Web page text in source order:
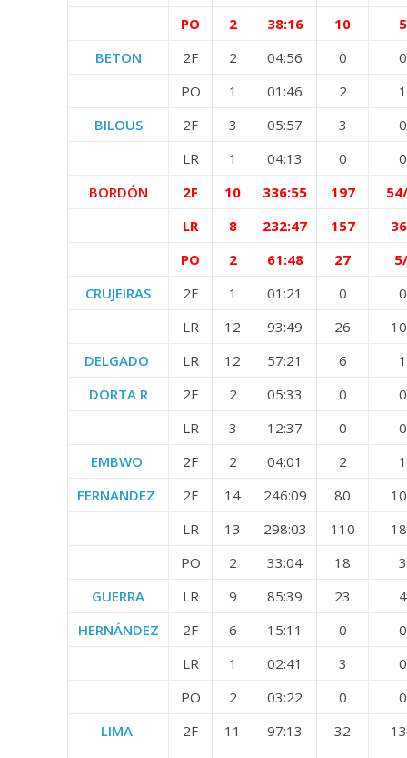
PO 2 38:16 10
BETON
2F 2 04:56 0
PO
1 01:46 2
BILOUS
2F 3 05:57 3
LR
1 04:13 0
BORDÓN
2F 10 336:55 197
LR
8 232:47 157
PO
2 61:48 27
CRUJEIRAS
2F 1 01:21 0
LR
12 93:49 26
DELGADO
LR 12 57:21 6
DORTA R
2F 2 05:33 0
LR
3 12:37 0
EMBWO
2F 2 04:01 2
FERNANDEZ
2F 14 246:09 80
LR
13 298:03 110
PO
2 33:04 18
GUERRA
LR 9 85:39 23
HERNÁNDEZ
2F 6 15:11 0
LR
1 02:41 3
PO
2 03:22 0
LIMA
2F 11 97:13 32